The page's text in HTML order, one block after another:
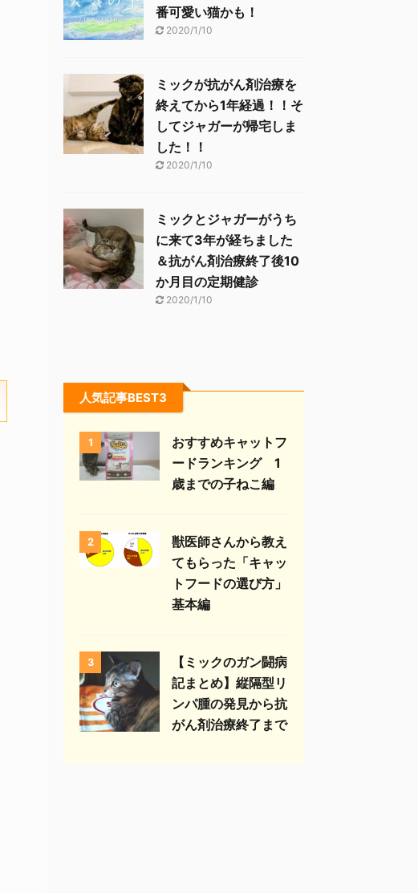
番可愛い猫かも！
2020/1/10
ミックが抗がん剤治療を
終えてから1年経過！！そ
してジャガーが帰宅しま
した！！
2020/1/10
ミックとジャガーがうち
に来て3年が経ちました
＆抗がん剤治療終了後10
か月目の定期健診
2020/1/10
人気記事BEST3
1
おすすめキャットフ
ードランキング 1
歳までの子ねこ編
2
獣医師さんから教え
てもらった「キャッ
トフードの選び方」
基本編
3
【ミックのガン闘病
記まとめ】縦隔型リ
ンパ腫の発見から抗
がん剤治療終了まで